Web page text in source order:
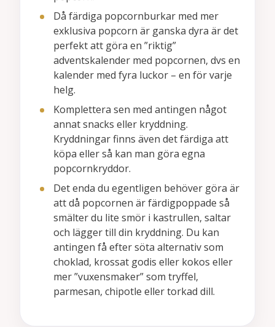
Då färdiga popcornburkar med mer
exklusiva popcorn är ganska dyra är det
perfekt att göra en ”riktig”
adventskalender med popcornen, dvs en
kalender med fyra luckor – en för varje
helg.
Komplettera sen med antingen något
annat snacks eller kryddning.
Kryddningar finns även det färdiga att
köpa eller så kan man göra egna
popcornkryddor.
Det enda du egentligen behöver göra är
att då popcornen är färdigpoppade så
smälter du lite smör i kastrullen, saltar
och lägger till din kryddning. Du kan
antingen få efter söta alternativ som
choklad, krossat godis eller kokos eller
mer ”vuxensmaker” som tryffel,
parmesan, chipotle eller torkad dill.